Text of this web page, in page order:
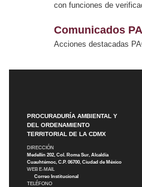
con funciones de
Comunicados
Acciones destacadas
PROCURADURÍA AMBIENTAL Y
DEL ORDENAMIENTO
TERRITORIAL DE LA CDMX
DIRECCIÓN
Medellín 202, Col. Roma Sur, Alcaldía
Cuauhtémoc, C.P. 06700, Ciudad de México
WEB E-MAIL
Correo Institucional
TELÉFONO